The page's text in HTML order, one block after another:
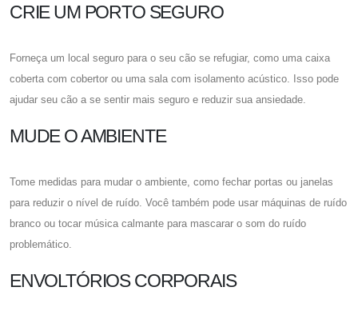
CRIE UM PORTO SEGURO
Forneça um local seguro para o seu cão se refugiar, como uma caixa
coberta com cobertor ou uma sala com isolamento acústico. Isso pode
ajudar seu cão a se sentir mais seguro e reduzir sua ansiedade.
MUDE O AMBIENTE
Tome medidas para mudar o ambiente, como fechar portas ou janelas
para reduzir o nível de ruído. Você também pode usar máquinas de ruído
branco ou tocar música calmante para mascarar o som do ruído
problemático.
ENVOLTÓRIOS CORPORAIS